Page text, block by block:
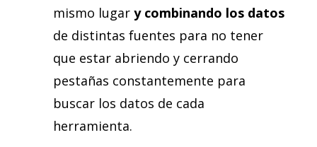
mismo lugar y combinando los datos
de distintas fuentes para no tener
que estar abriendo y cerrando
pestañas constantemente para
buscar los datos de cada
herramienta.